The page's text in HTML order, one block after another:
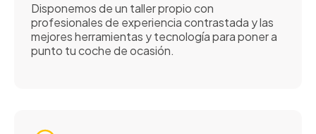
Disponemos de un taller propio con
profesionales de experiencia contrastada y las
mejores herramientas y tecnología para poner a
punto tu coche de ocasión.